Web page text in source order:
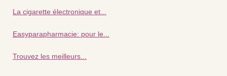
La cigarette électronique et...
Easyparapharmacie: pour le...
Trouvez les meilleurs...